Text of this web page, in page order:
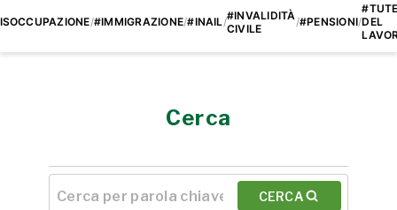
/#IMMIGRAZIONE/#INAIL/#INVALIDITÀ
CIVILE
/#PENSIONI/DEL
Cerca
CERCA